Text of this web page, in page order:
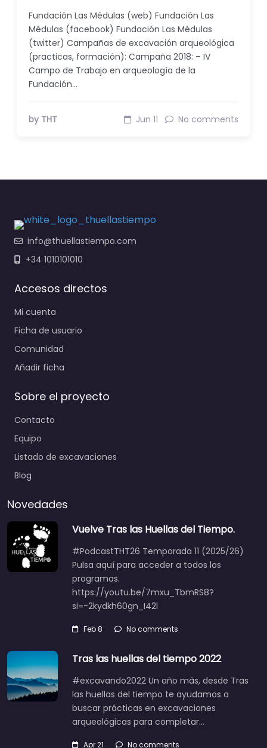
Fundación Las Médulas (web) Fundación Las
Médulas (facebook) Fundación Las Médulas
(twitter) Campañas de excavación arqueológica
(practicas, formación): Campaña 2018: – IV
Campo de Trabajo en arqueología de la
Fundación…
by THT Jun 11 No comments
info@thuellastiempo.com
+34 1010101010
Accesos directos
Mi cuenta
Ficha de usuario
Comunidad
Añadir ficha
Sobre el proyecto
Contacto
Equipo
Listado de excavaciones
Blog
Novedades
Vuelve Tras las Huellas del Tiempo.
#PodcastTHT26 Temporada 11 (2025/26)
Pulsa aquí para acceder a todos los
programas.
https://youtu.be/7mxu_TbmRS8?
si=-2kydkh60gn_I42l
Feb 8 No comments
Tras las huellas del tiempo 2022
#excavando2022 Un año más, desde Tras
las huellas del tiempo te ayudamos a
buscar prácticas en excavaciones
arqueológicas para completar…
Apr 21 No comments